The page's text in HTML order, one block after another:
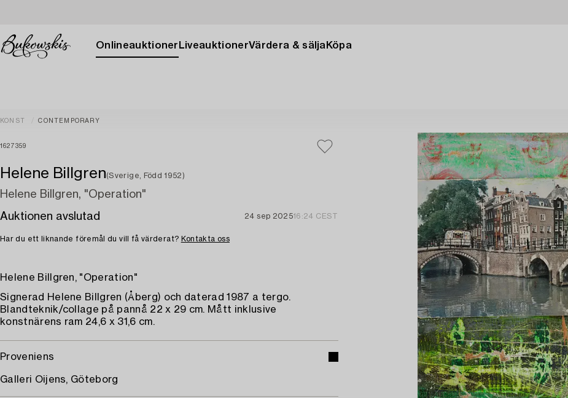
Onlineauktioner LiveauktionerVärdera & sälja Köpa
KONST CONTEMPORARY
1627359
Helene Billgren(Sverige, Född 1952)
Helene Billgren, "Operation"
Auktionen avslutad
24 sep 202516:24 CEST
Har du ett liknande föremål du vill få värderat? Kontakta oss
Helene Billgren, "Operation"
Signerad Helene Billgren (Åberg) och daterad 1987 a tergo.
Blandteknik/collage på pannå 22 x 29 cm. Mått inklusive
konstnärens ram 24,6 x 31,6 cm.
Proveniens
Galleri Oijens, Göteborg